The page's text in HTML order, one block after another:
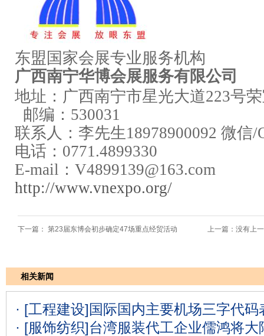
东盟国家会展专业服务机构
广西南宁华博会展服务有限公司
地址：广西南宁市星光大道223号
邮编：530031
联系人：李先生18978900092 微信/
电话：0771.4899330
E-mail：V4899139@163.com
http://www.vnexpo.org/
下一篇： 第23届东博会初步确定47场重点经贸活动 上一篇：没有上一
相关新闻
· [工程建设]国际国内主要机场三字代码
· [服饰纺织]台湾服装代工企业儒鸿将